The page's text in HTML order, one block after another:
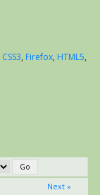
CSS3, Firefox, HTML5,
Next »